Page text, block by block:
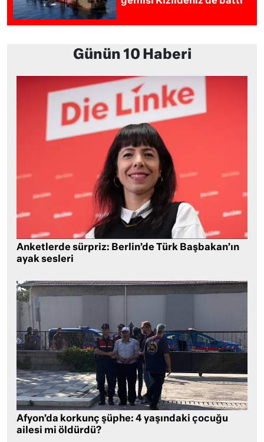
Günün 10 Haberi
Anketlerde sürpriz: Berlin’de Türk Başbakan’ın
ayak sesleri
Afyon’da korkunç şüphe: 4 yaşındaki çocuğu
ailesi mi öldürdü?